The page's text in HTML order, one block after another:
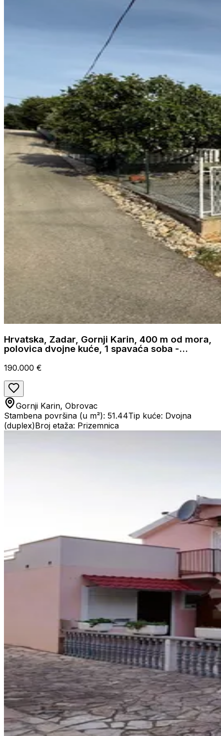
Hrvatska, Zadar, Gornji Karin, 400 m od mora,
polovica dvojne kuće, 1 spavaća soba -
190.000 €
Gornji Karin, Obrovac
Stambena površina (u m²): 51.44Tip kuće: Dvojna
(duplex)Broj etaža: Prizemnica